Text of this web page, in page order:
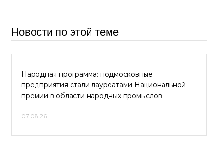
Новости по этой теме
Народная программа: подмосковные
предприятия стали лауреатами Национальной
премии в области народных промыслов
07.08.26